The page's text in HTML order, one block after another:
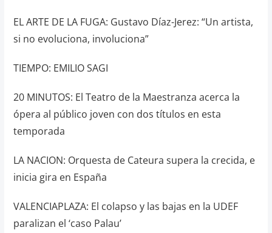
EL ARTE DE LA FUGA: Gustavo Díaz-Jerez: “Un artista,
si no evoluciona, involuciona”
TIEMPO: EMILIO SAGI
20 MINUTOS: El Teatro de la Maestranza acerca la
ópera al público joven con dos títulos en esta
temporada
LA NACION: Orquesta de Cateura supera la crecida, e
inicia gira en España
VALENCIAPLAZA: El colapso y las bajas en la UDEF
paralizan el ‘caso Palau’